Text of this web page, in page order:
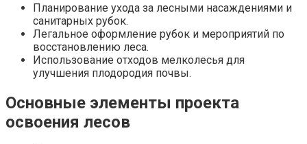
Планирование ухода за лесными насаждениями и
санитарных рубок.
Легальное оформление рубок и мероприятий по
восстановлению леса.
Использование отходов мелколесья для
улучшения плодородия почвы.
Основные элементы проекта
освоения лесов